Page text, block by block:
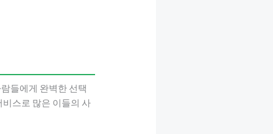
들에게 완벽한 선택
스로 많은 이들의 사